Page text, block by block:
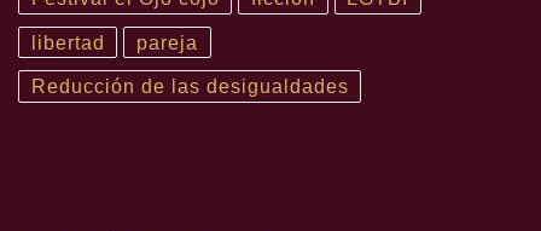
libertad pareja
Reducción de las desigualdades